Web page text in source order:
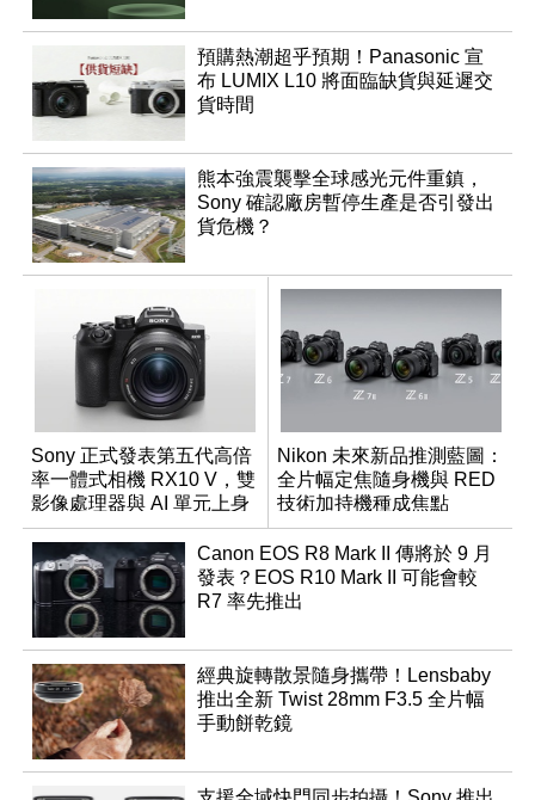
預購熱潮超乎預期！Panasonic 宣
布 LUMIX L10 將面臨缺貨與延遲交
貨時間
熊本強震襲擊全球感光元件重鎮，
Sony 確認廠房暫停生產是否引發出
貨危機？
Sony 正式發表第五代高倍
率一體式相機 RX10 V，雙
影像處理器與 AI 單元上身
Nikon 未來新品推測藍圖：
全片幅定焦隨身機與 RED
技術加持機種成焦點
Canon EOS R8 Mark II 傳將於 9 月
發表？EOS R10 Mark II 可能會較
R7 率先推出
經典旋轉散景隨身攜帶！Lensbaby
推出全新 Twist 28mm F3.5 全片幅
手動餅乾鏡